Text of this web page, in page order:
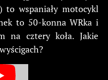
to wspaniały motocykl
to 50-konna WRka i
na cztery koła. Jakie